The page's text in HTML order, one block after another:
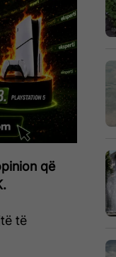
që
të